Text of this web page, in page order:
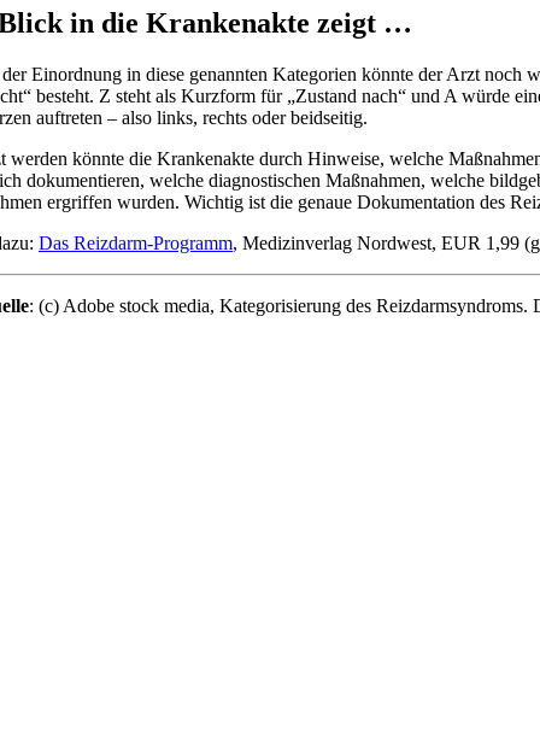
in die Krankenakte zeigt …
Einordnung in diese genannten Kategorien könnte der Arzt noch
besteht. Z steht als Kurzform für „Zustand nach“ und A würde
auftreten – also links, rechts oder beidseitig.
werden könnte die Krankenakte durch Hinweise, welche
dokumentieren, welche diagnostischen Maßnahmen, welche
ergriffen wurden. Wichtig ist die genaue Dokumentation des
Das Reizdarm-Programm, Medizinverlag Nordwest, EUR 1,99
: (c) Adobe stock media, Kategorisierung des